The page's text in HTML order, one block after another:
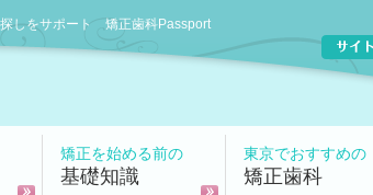
しをサポート 矯正歯科Passport
矯正を始める前の
基礎知識
東京でおすすめの
矯正歯科